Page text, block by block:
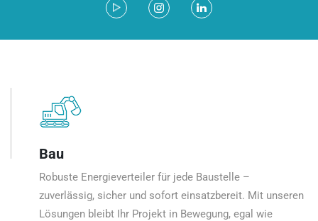
Bau
Robuste Energieverteiler für jede Baustelle –
zuverlässig, sicher und sofort einsatzbereit. Mit unseren
Lösungen bleibt Ihr Projekt in Bewegung, egal wie